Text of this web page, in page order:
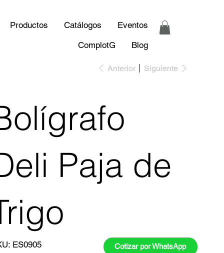
Productos Catálogos
Eventos
ComplotG
Blog
Anterior Siguiente
Paja de
SKU
ES0905
ES0905 Cotizar por WhatsApp